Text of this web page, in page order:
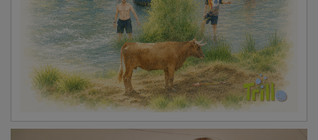
Coincidiendo con la jornada de hoy, 16 de mayo de
2026, la organización desarrolla una serie de
encuentros técnicos dentro de su programación
provincial en Guadalajara. Estas actividades
formativas y de dinamización se han venido
ejecutando a lo largo de la semana en diversas
localidades alcarreñas y continuarán durante los